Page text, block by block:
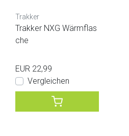
Trakker
Trakker NXG Wärmflas
che
EUR 22,99
Vergleichen